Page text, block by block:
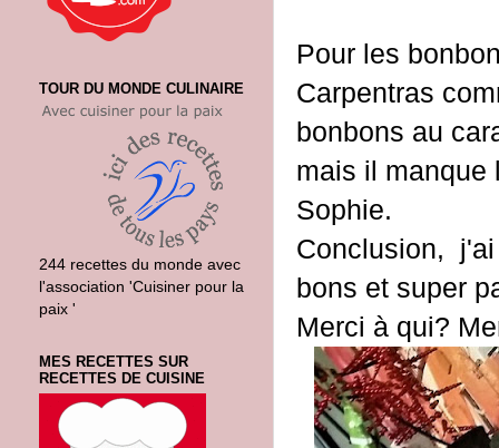
Pour les
Carpentras
bonbons au
mais il manque
Sophie.
Conclusion, j'ai
bons et super
Merci à qui?
TOUR DU MONDE CULINAIRE
244 recettes du monde avec
l'association 'Cuisiner pour la
paix '
MES RECETTES SUR
RECETTES DE CUISINE